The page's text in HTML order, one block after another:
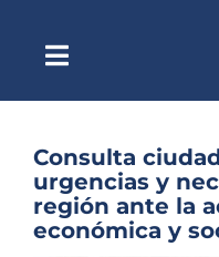
contenidoToggle
Navigation
Escuchar
Consulta
urgencias y
región ante la
económica y